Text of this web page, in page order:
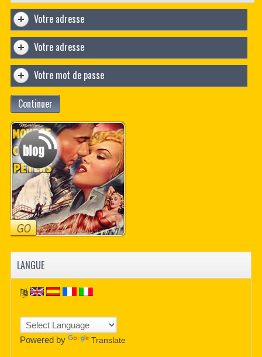
Votre adresse
Votre adresse
Votre mot de passe
Continuer
LANGUE
Powered by Translate